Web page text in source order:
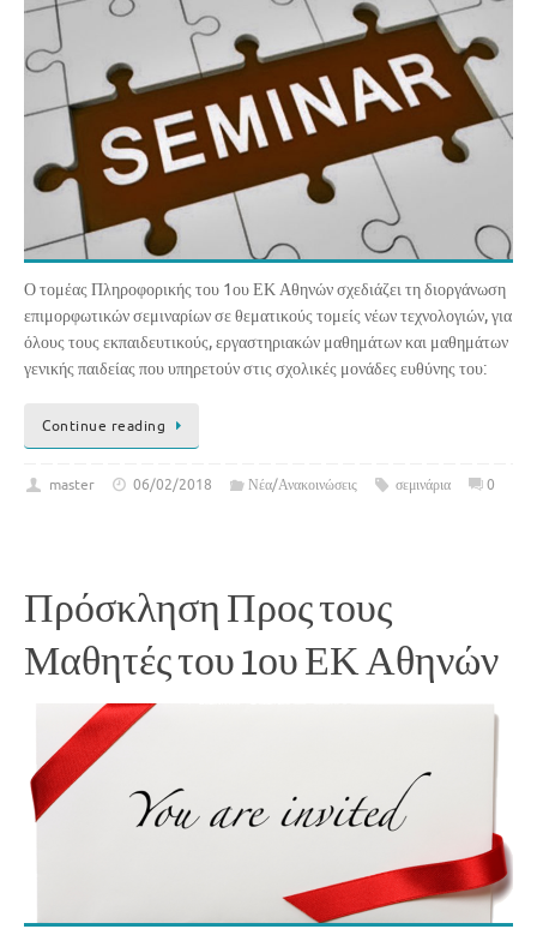
Ο τομέας Πληροφορικής του 1ου ΕΚ Αθηνών σχεδιάζει τη διοργάνωση
επιμορφωτικών σεμιναρίων σε θεματικούς τομείς νέων τεχνολογιών, για
όλους τους εκπαιδευτικούς, εργαστηριακών μαθημάτων και μαθημάτων
γενικής παιδείας που υπηρετούν στις σχολικές μονάδες ευθύνης του:
Continue reading
master 06/02/2018 Νέα/Ανακοινώσεις σεμινάρια 0
Πρόσκληση Προς τους
Μαθητές του 1ου ΕΚ Αθηνών